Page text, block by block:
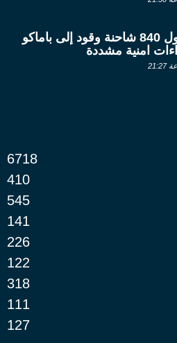
مالي: وصول 840 شاحنة وقود إلى باماكو
امنية مشددة
6718
410
545
141
226
122
318
111
127